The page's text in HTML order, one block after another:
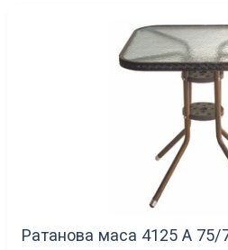
Ратанова маса 4125 А